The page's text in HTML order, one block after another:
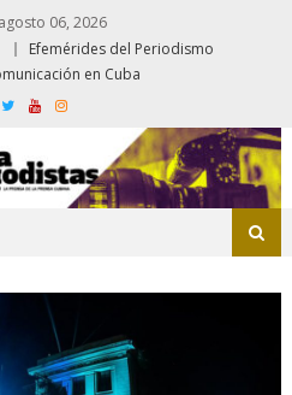
06, 2026
Efemérides del Periodismo
en Cuba